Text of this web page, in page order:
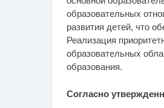
образовательных
развития детей, что
Реализация
образовательных
образования.
Согласно